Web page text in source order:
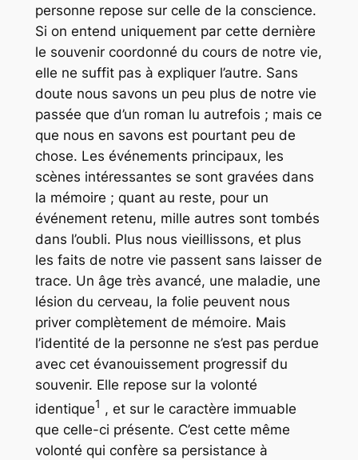
personne repose sur celle de la conscience.
Si on entend uniquement par cette dernière
le souvenir coordonné du cours de notre vie,
elle ne suffit pas à expliquer l’autre. Sans
doute nous savons un peu plus de notre vie
passée que d’un roman lu autrefois ; mais ce
que nous en savons est pourtant peu de
chose. Les événements principaux, les
scènes intéressantes se sont gravées dans
la mémoire ; quant au reste, pour un
événement retenu, mille autres sont tombés
dans l’oubli. Plus nous vieillissons, et plus
les faits de notre vie passent sans laisser de
trace. Un âge très avancé, une maladie, une
lésion du cerveau, la folie peuvent nous
priver complètement de mémoire. Mais
l’identité de la personne ne s’est pas perdue
avec cet évanouissement progressif du
souvenir. Elle repose sur la volonté
identique1 , et sur le caractère immuable
que celle-ci présente. C’est cette même
volonté qui confère sa persistance à